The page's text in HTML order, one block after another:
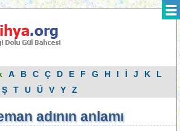
A B C Ç D E F G H I İ J K
L
Ş T U Ü V Y Z
adının anlamı